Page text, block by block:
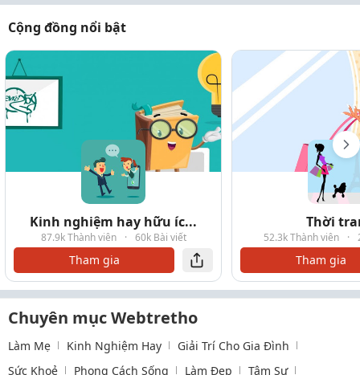
Cộng đồng nổi bật
Kinh nghiệm hay hữu íc...
87.9k Thành viên · 60k Bài viết
Tham gia
Thời
52.3k Thành viên ·
Tham gia
Chuyên mục Webtretho
Làm Mẹ Kinh Nghiệm Hay
Giải Trí Cho Gia Đình
Sức Khoẻ
Phong Cách Sống Làm Đẹp Tâm Sự